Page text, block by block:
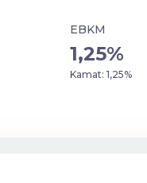
EBKM
1,25%
Kamat: 1,25%